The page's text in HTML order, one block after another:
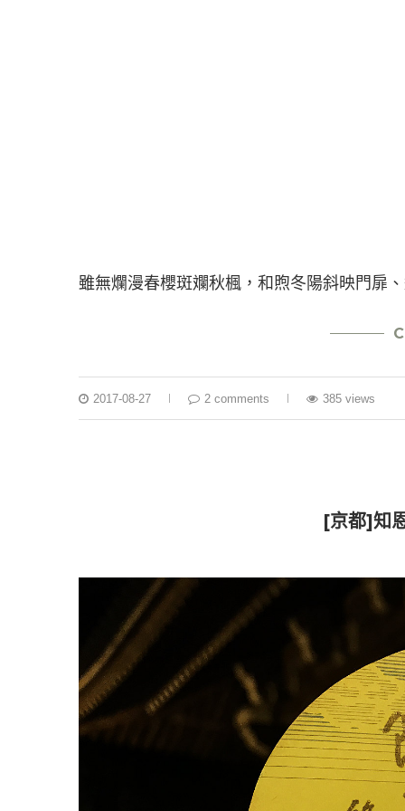
雖無爛漫春櫻斑斕秋楓，和煦冬陽斜映門扉
2017-08-27 2 comments 385 views
[京都]知